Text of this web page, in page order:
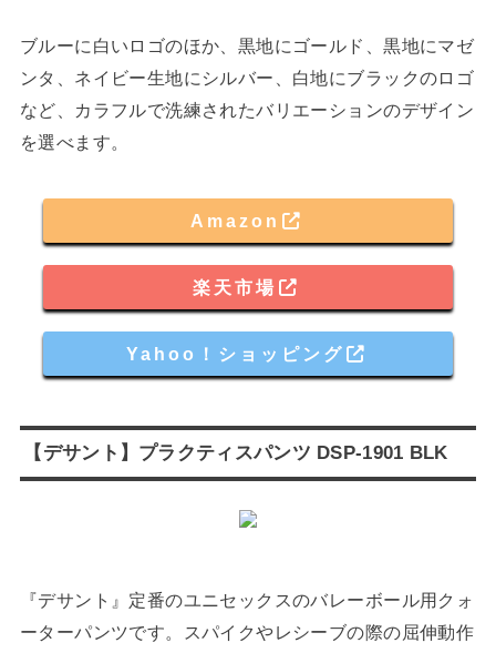
ブルーに白いロゴのほか、黒地にゴールド、黒地にマゼ
ンタ、ネイビー生地にシルバー、白地にブラックのロゴ
など、カラフルで洗練されたバリエーションのデザイン
を選べます。
Amazon
楽天市場
Yahoo！ショッピング
【デサント】プラクティスパンツ DSP-1901 BLK
『デサント』定番のユニセックスのバレーボール用クォ
ーターパンツです。スパイクやレシーブの際の屈伸動作